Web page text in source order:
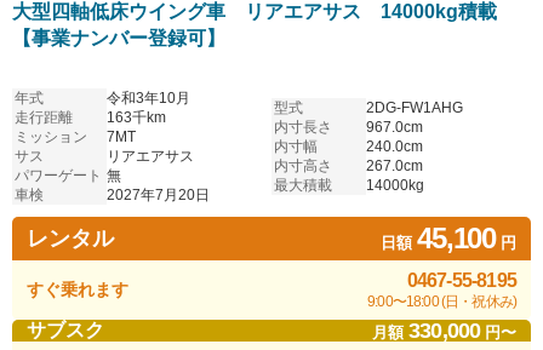
大型四軸低床ウイング車 リアエアサス 14000kg積載
【事業ナンバー登録可】
年式
令和3年10月
走行距離
163千km
ミッション
7MT
サス
リアエアサス
パワーゲート 無
車検
2027年7月20日
型式
2DG-FW1AHG
内寸長さ
967.0cm
内寸幅
240.0cm
内寸高さ
267.0cm
最大積載
14000kg
レンタル 日額45,100円
すぐ乗れます 0467-55-8195
9:00〜18:00 (日・祝休み)
サブスク 月額330,000円〜